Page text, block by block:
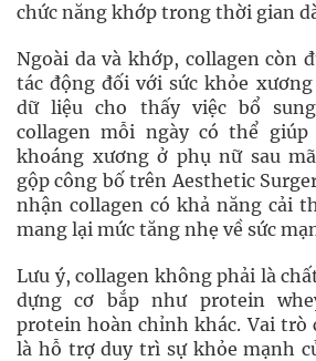
chức năng khớp trong thời gian
Ngoài da và khớp, collagen còn
tác động đối với sức khỏe
dữ liệu cho thấy việc bổ
collagen mỗi ngày có thể
khoáng xương ở phụ nữ sau
gộp công bố trên Aesthetic
nhận collagen có khả năng cải
mang lại mức tăng nhẹ về sức
Lưu ý, collagen không phải là
dựng cơ bắp như protein
protein hoàn chỉnh khác. Vai trò
là hỗ trợ duy trì sự khỏe mạnh